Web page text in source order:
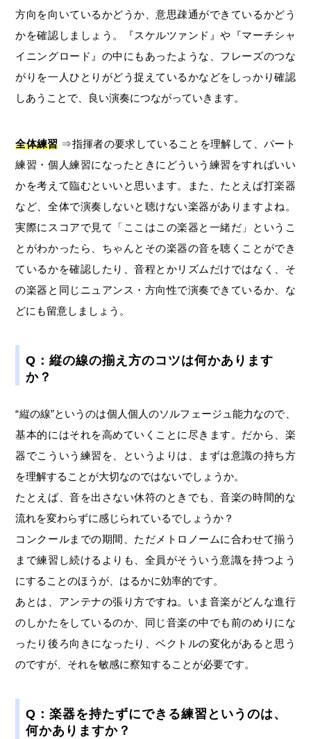
方向を向いているかどうか、意思疎通ができているかどう
かを確認しましょう。『スケルツァンド』や『マーチシャ
イニングロード』の中にもあったような、フレーズのつな
がりを一人ひとりがどう捉えているかなどをしっかり確認
しあうことで、良い演奏につながっていきます。
全体練習⇒指揮者の要求していることを理解して、パート
練習・個人練習になったときにどういう練習をすればいい
かを考えて臨むといいと思います。また、たとえば打楽器
など、全体で演奏しないと聴けない楽器がありますよね。
実際にスコアで見て「ここはこの楽器と一緒だ」というこ
とがわかったら、ちゃんとその楽器の音を聴くことができ
ているかを確認したり、音程とかリズムだけではなく、そ
の楽器と同じニュアンス・方向性で演奏できているか、な
どにも留意しましょう。
Q：縦の線の揃え方のコツは何かあります
か？
“縦の線”というのは個人個人のソルフェージュ能力なので、
基本的にはそれを高めていくことに尽きます。だから、楽
器でこういう練習を、というよりは、まずは意識の持ち方
を理解することが大切なのではないでしょうか。
たとえば、音を出さない休符のときでも、音楽の時間的な
流れを変わらずに感じられているでしょうか？
コンクールまでの期間、ただメトロノームに合わせて揃う
まで練習し続けるよりも、全員がそういう意識を持つよう
にすることのほうが、はるかに効率的です。
あとは、アンテナの張り方ですね。いま音楽がどんな進行
のしかたをしているのか、同じ音楽の中でも前のめりにな
ったり後ろ向きになったり、ベクトルの変化があると思う
のですが、それを敏感に察知することが必要です。
Q：楽器を持たずにできる練習というのは、
何かありますか？